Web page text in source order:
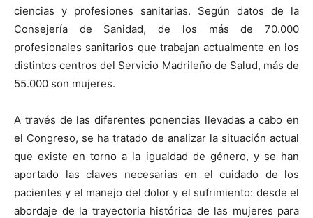
ciencias y profesiones sanitarias. Según datos de la
Consejería de Sanidad, de los más de 70.000
profesionales sanitarios que trabajan actualmente en los
distintos centros del Servicio Madrileño de Salud, más de
55.000 son mujeres.
A través de las diferentes ponencias llevadas a cabo en
el Congreso, se ha tratado de analizar la situación actual
que existe en torno a la igualdad de género, y se han
aportado las claves necesarias en el cuidado de los
pacientes y el manejo del dolor y el sufrimiento: desde el
abordaje de la trayectoria histórica de las mujeres para